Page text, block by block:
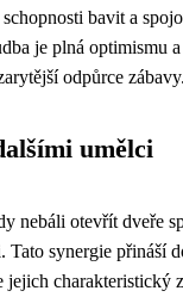
bavit a
je plná optimismu
odpůrce zábavy.
umělci
nebáli otevřít dveře
Tato synergie přináší
jejich charakteristický